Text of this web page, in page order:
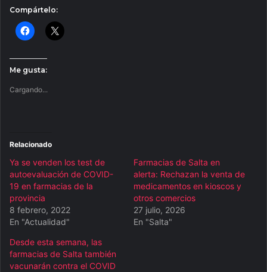
Compártelo:
Me gusta:
Cargando...
Relacionado
Ya se venden los test de
autoevaluación de COVID-
19 en farmacias de la
provincia
8 febrero, 2022
En "Actualidad"
Farmacias de Salta en
alerta: Rechazan la venta de
medicamentos en kioscos y
otros comercios
27 julio, 2026
En "Salta"
Desde esta semana, las
farmacias de Salta también
vacunarán contra el COVID